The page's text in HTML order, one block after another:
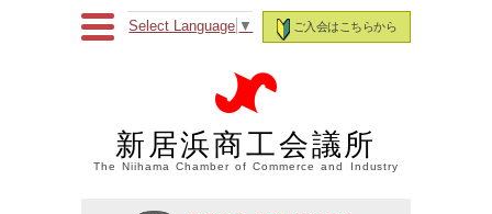
ご入会はこちらから
Select Language ▼
新居浜商工会議所
The Niihama Chamber of Commerce and Industry